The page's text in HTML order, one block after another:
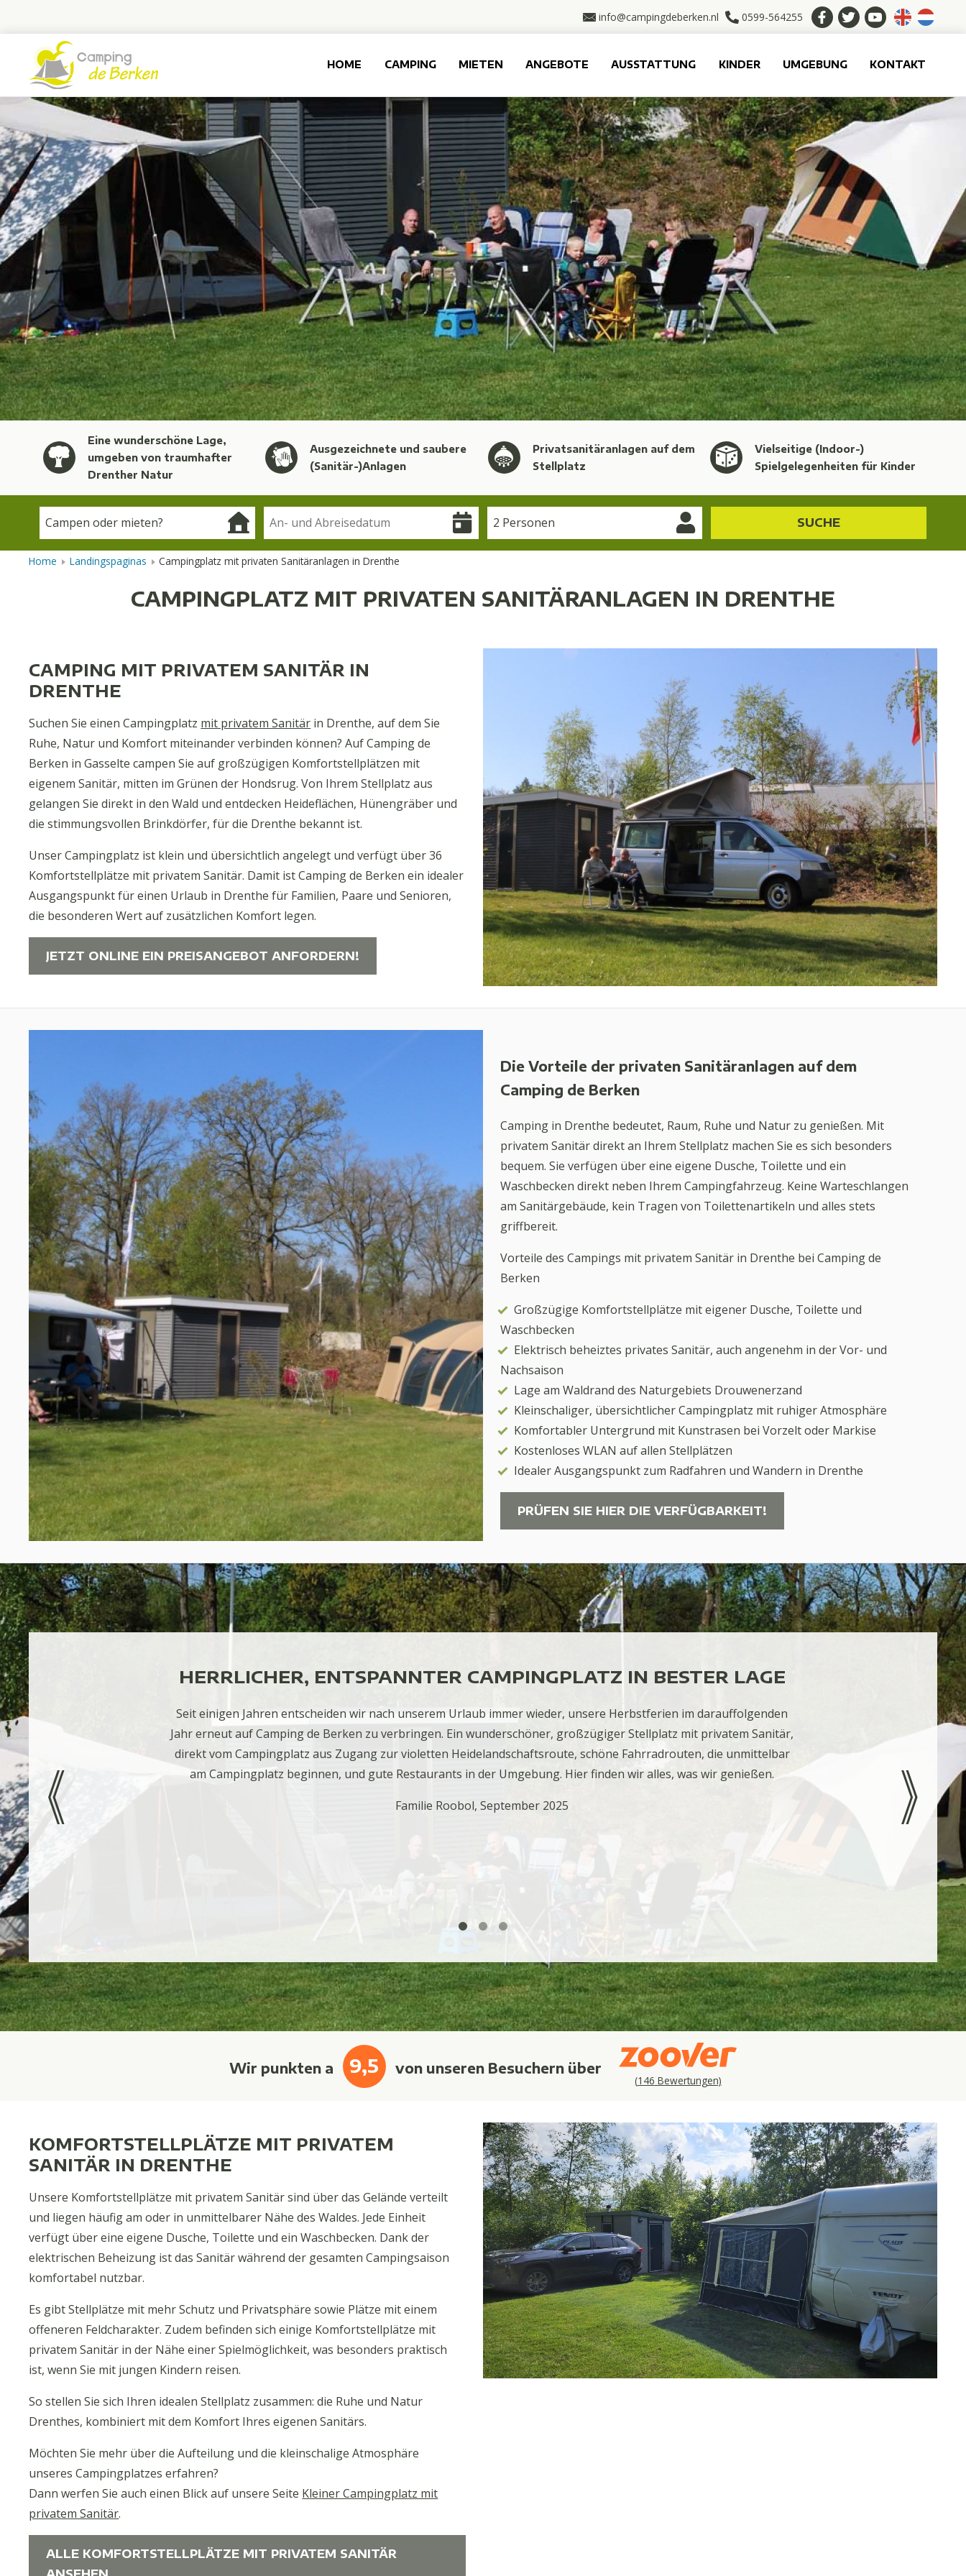
info@campingdeberken.nl 0599-564255
HOME CAMPING MIETEN ANGEBOTE AUSSTATTUNG KINDER UMGEBUNG KONTAKT
Eine wunderschöne Lage,
umgeben von traumhafter
Drenther Natur
Ausgezeichnete und saubere
(Sanitär-)Anlagen
Privatsanitäranlagen auf dem
Stellplatz
Vielseitige (Indoor-)
Spielgelegenheiten für Kinder
2 Personen SUCHE
Home Landingspaginas Campingplatz mit privaten Sanitäranlagen in Drenthe
CAMPINGPLATZ MIT PRIVATEN SANITÄRANLAGEN IN DRENTHE
CAMPING MIT PRIVATEM SANITÄR IN
DRENTHE
Suchen Sie einen Campingplatz mit privatem Sanitär in Drenthe, auf dem Sie
Ruhe, Natur und Komfort miteinander verbinden können? Auf Camping de
Berken in Gasselte campen Sie auf großzügigen Komfortstellplätzen mit
eigenem Sanitär, mitten im Grünen der Hondsrug. Von Ihrem Stellplatz aus
gelangen Sie direkt in den Wald und entdecken Heideflächen, Hünengräber und
die stimmungsvollen Brinkdörfer, für die Drenthe bekannt ist.
Unser Campingplatz ist klein und übersichtlich angelegt und verfügt über 36
Komfortstellplätze mit privatem Sanitär. Damit ist Camping de Berken ein idealer
Ausgangspunkt für einen Urlaub in Drenthe für Familien, Paare und Senioren,
die besonderen Wert auf zusätzlichen Komfort legen.
JETZT ONLINE EIN PREISANGEBOT ANFORDERN!
Die Vorteile der privaten Sanitäranlagen auf dem
Camping de Berken
Camping in Drenthe bedeutet, Raum, Ruhe und Natur zu genießen. Mit
privatem Sanitär direkt an Ihrem Stellplatz machen Sie es sich besonders
bequem. Sie verfügen über eine eigene Dusche, Toilette und ein
Waschbecken direkt neben Ihrem Campingfahrzeug. Keine Warteschlangen
am Sanitärgebäude, kein Tragen von Toilettenartikeln und alles stets
griffbereit.
Vorteile des Campings mit privatem Sanitär in Drenthe bei Camping de
Berken
Großzügige Komfortstellplätze mit eigener Dusche, Toilette und
Waschbecken
Elektrisch beheiztes privates Sanitär, auch angenehm in der Vor- und
Nachsaison
Lage am Waldrand des Naturgebiets Drouwenerzand
Kleinschaliger, übersichtlicher Campingplatz mit ruhiger Atmosphäre
Komfortabler Untergrund mit Kunstrasen bei Vorzelt oder Markise
Kostenloses WLAN auf allen Stellplätzen
Idealer Ausgangspunkt zum Radfahren und Wandern in Drenthe
PRÜFEN SIE HIER DIE VERFÜGBARKEIT!
HERRLICHER, ENTSPANNTER CAMPINGPLATZ IN BESTER LAGE
Seit einigen Jahren entscheiden wir nach unserem Urlaub immer wieder, unsere Herbstferien im darauffolgenden
Jahr erneut auf Camping de Berken zu verbringen. Ein wunderschöner, großzügiger Stellplatz mit privatem Sanitär,
direkt vom Campingplatz aus Zugang zur violetten Heidelandschaftsroute, schöne Fahrradrouten, die unmittelbar
am Campingplatz beginnen, und gute Restaurants in der Umgebung. Hier finden wir alles, was wir genießen.
Familie Roobol, September 2025
Wir punkten a 9,5 von unseren Besuchern über
(146 Bewertungen)
KOMFORTSTELLPLÄTZE MIT PRIVATEM
SANITÄR IN DRENTHE
Unsere Komfortstellplätze mit privatem Sanitär sind über das Gelände verteilt
und liegen häufig am oder in unmittelbarer Nähe des Waldes. Jede Einheit
verfügt über eine eigene Dusche, Toilette und ein Waschbecken. Dank der
elektrischen Beheizung ist das Sanitär während der gesamten Campingsaison
komfortabel nutzbar.
Es gibt Stellplätze mit mehr Schutz und Privatsphäre sowie Plätze mit einem
offeneren Feldcharakter. Zudem befinden sich einige Komfortstellplätze mit
privatem Sanitär in der Nähe einer Spielmöglichkeit, was besonders praktisch
ist, wenn Sie mit jungen Kindern reisen.
So stellen Sie sich Ihren idealen Stellplatz zusammen: die Ruhe und Natur
Drenthes, kombiniert mit dem Komfort Ihres eigenen Sanitärs.
Möchten Sie mehr über die Aufteilung und die kleinschalige Atmosphäre
unseres Campingplatzes erfahren?
Dann werfen Sie auch einen Blick auf unsere Seite Kleiner Campingplatz mit
privatem Sanitär.
ALLE KOMFORTSTELLPLÄTZE MIT PRIVATEM SANITÄR